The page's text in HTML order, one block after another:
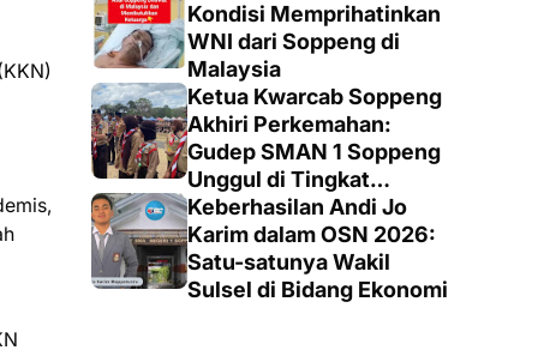
Kondisi Memprihatinkan
WNI dari Soppeng di
Malaysia
Ketua Kwarcab Soppeng
Akhiri Perkemahan:
Gudep SMAN 1 Soppeng
Unggul di Tingkat
Penegak
Keberhasilan Andi Jo
Karim dalam OSN 2026:
Satu-satunya Wakil
Sulsel di Bidang Ekonomi